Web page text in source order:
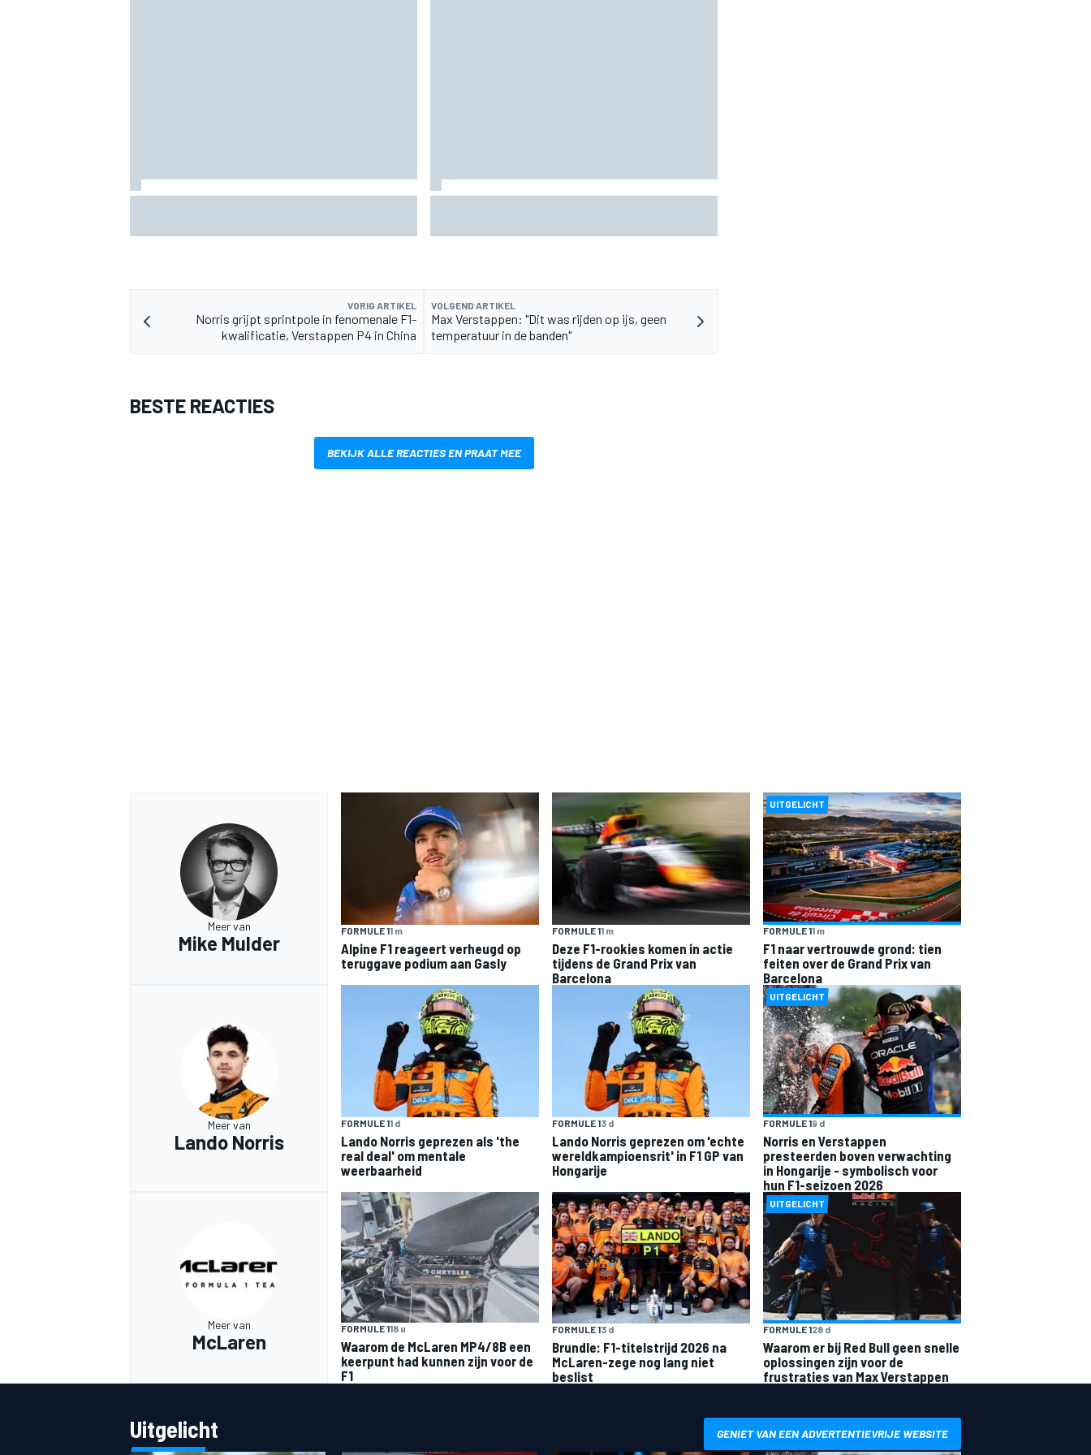
MEER RACEKLASSEN
VORIG ARTIKEL
Norris grijpt sprintpole in fenomenale F1-
kwalificatie, Verstappen P4 in China
VOLGEND ARTIKEL
Max Verstappen: "Dit was rijden op ijs, geen
temperatuur in de banden"
BESTE REACTIES
BEKIJK ALLE REACTIES EN PRAAT MEE
Meer van
Mike Mulder
FORMULE 11 m
Alpine F1 reageert verheugd op
teruggave podium aan Gasly
FORMULE 11 m
Deze F1-rookies komen in actie
tijdens de Grand Prix van
Barcelona
UITGELICHT
FORMULE 11 m
F1 naar vertrouwde grond: tien
feiten over de Grand Prix van
Barcelona
Meer van
Lando Norris
FORMULE 11 d
Lando Norris geprezen als 'the
real deal' om mentale
weerbaarheid
FORMULE 13 d
Lando Norris geprezen om 'echte
wereldkampioensrit' in F1 GP van
Hongarije
UITGELICHT
FORMULE 19 d
Norris en Verstappen
presteerden boven verwachting
in Hongarije - symbolisch voor
hun F1-seizoen 2026
Meer van
McLaren
FORMULE 118 u
Waarom de McLaren MP4/8B een
keerpunt had kunnen zijn voor de
F1
FORMULE 13 d
Brundle: F1-titelstrijd 2026 na
McLaren-zege nog lang niet
beslist
UITGELICHT
FORMULE 128 d
Waarom er bij Red Bull geen snelle
oplossingen zijn voor de
frustraties van Max Verstappen
Uitgelicht GENIET VAN EEN ADVERTENTIEVRIJE WEBSITE